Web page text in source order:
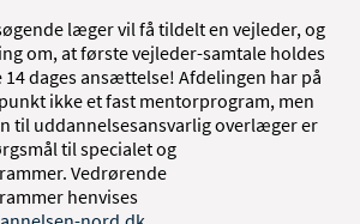
læger vil få tildelt en vejleder, og
om, at første vejleder-samtale holdes
dages ansættelse! Afdelingen har på
ikke et fast mentorprogram, men
til uddannelsesansvarlig overlæger er
til specialet og
Vedrørende
henvises